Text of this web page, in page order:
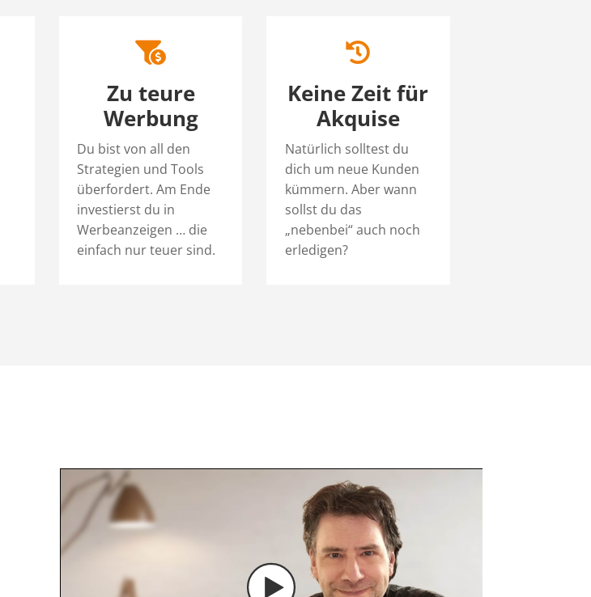

Zu teure
Werbung
Du bist von all den
Strategien und Tools
überfordert. Am Ende
investierst du in
Werbeanzeigen … die
einfach nur teuer sind.

Keine Zeit für
Akquise
Natürlich solltest du
dich um neue Kunden
kümmern. Aber wann
sollst du das
„nebenbei“ auch noch
erledigen?